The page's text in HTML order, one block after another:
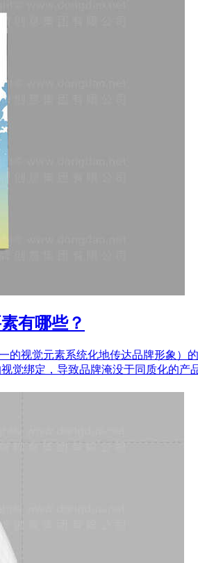
有哪些？
视觉元素系统化地传达品牌形象）
觉绑定，导致品牌淹没于同质化的产